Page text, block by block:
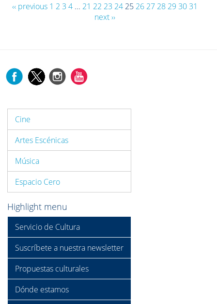
‹‹ previous 1 2 3 4... 21 22 23 24 25 26 27 28 29 30 31
next ››
Cine
Artes Escénicas
Música
Espacio Cero
Highlight menu
Servicio de Cultura
Suscríbete a nuestra newsletter
Propuestas culturales
Dónde estamos